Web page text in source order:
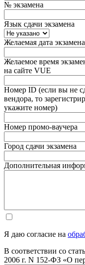
№ экзамена
Язык сдачи экзамена
Желаемая дата
Желаемое время
на сайте VUE
Номер ID (если вы не
вендора, то
укажите номер)
Номер промо-ваучера
Город сдачи экзамена
Дополнительная
Я даю согласие на
В соответствии со
2006 г. N 152-ФЗ «О